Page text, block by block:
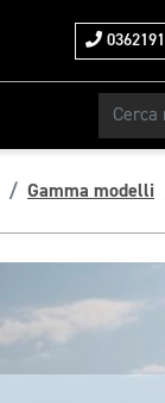
Gamma modelli